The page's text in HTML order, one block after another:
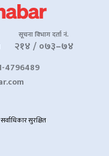
सूचना विभाग दर्ता नं.
२१४ / ०७३–७४
4796489
सुरक्षित